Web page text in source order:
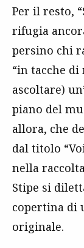
Per il resto,
rifugia
persino chi
“in tacche
ascoltare)
piano del
allora, che
dal titolo
nella
Stipe si
copertina di
originale.